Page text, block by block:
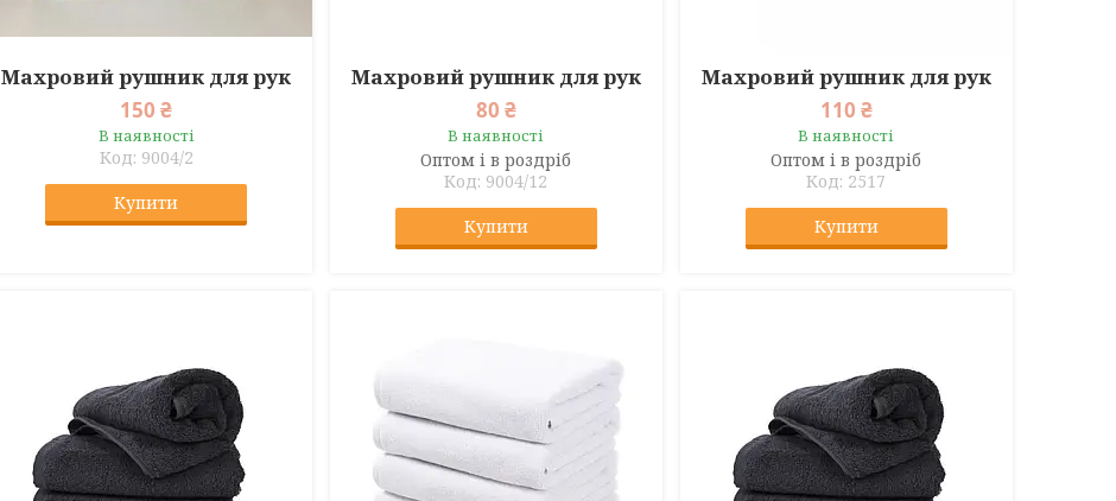
Махровий рушник для рук
150 ₴
В наявності
9004/2
Купити
Махровий рушник для рук
80 ₴
В наявності
Оптом і в роздріб
9004/12
Купити
Махровий рушник для рук
110 ₴
В наявності
Оптом і в роздріб
2517
Купити